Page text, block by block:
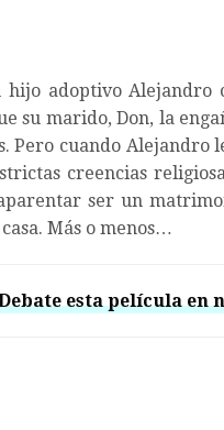
hijo adoptivo
su marido, Don, la
Pero cuando Alejandro
creencias
ser un
Más o menos…
esta película en